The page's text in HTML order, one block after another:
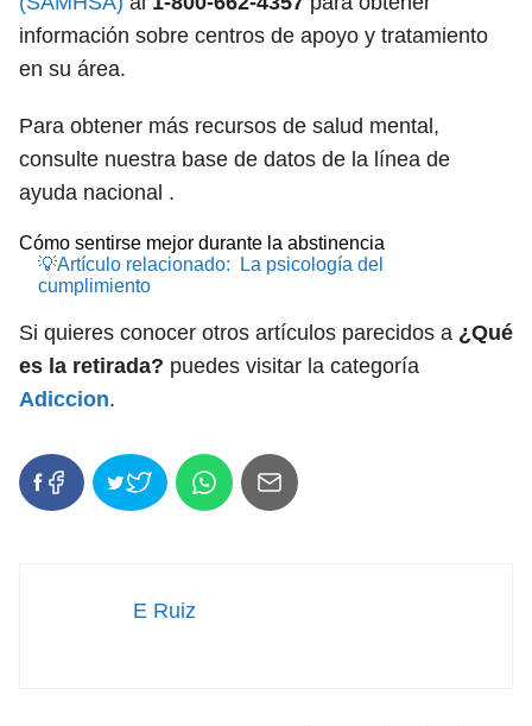
información sobre centros de apoyo y tratamiento
en su área.
Para obtener más recursos de salud mental,
consulte nuestra base de datos de la línea de
ayuda nacional .
Cómo sentirse mejor durante la abstinencia
💡Artículo relacionado:
La psicología del
cumplimiento
Si quieres conocer otros artículos parecidos a ¿Qué
es la retirada? puedes visitar la categoría
Adiccion.
E Ruiz